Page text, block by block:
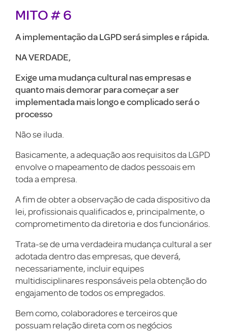
MITO# 6
A implementação da LGPD será simples e rápida.
NA VERDADE,
Exige uma mudança cultural nas empresas e
quanto mais demorar para começar a ser
implementada mais longo e complicado será o
processo
Não se iluda.
Basicamente, a adequação aos requisitos da LGPD
envolve o mapeamento de dados pessoais em
toda a empresa.
A fim de obter a observação de cada dispositivo da
lei, profissionais qualificados e, principalmente, o
comprometimento da diretoria e dos funcionários.
Trata-se de uma verdadeira mudança cultural a ser
adotada dentro das empresas, que deverá,
necessariamente, incluir equipes
multidisciplinares responsáveis pela obtenção do
engajamento de todos os empregados.
Bem como, colaboradores e terceiros que
possuam relação direta com os negócios